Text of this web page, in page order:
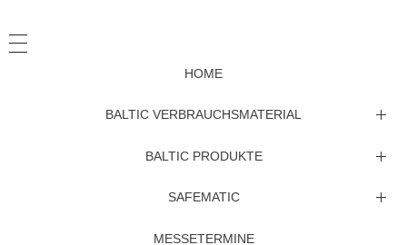
HOME
BALTIC VERBRAUCHSMATERIAL
Beschichtungsmaterial
Allgemeine Probenpräperation
Verbrauchsmaterial Cryopräparationsanlagen
BALTIC PRODUKTE
Ersatzteile
Betriebsanleitungen
SAFEMATIC
Coation System CCU-010
MESSETERMINE